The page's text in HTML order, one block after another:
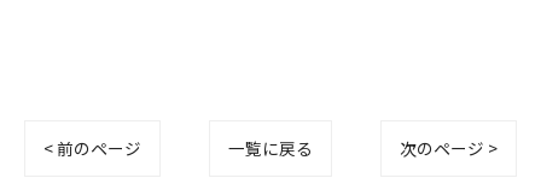
< 前のページ 一覧に戻る 次のページ >